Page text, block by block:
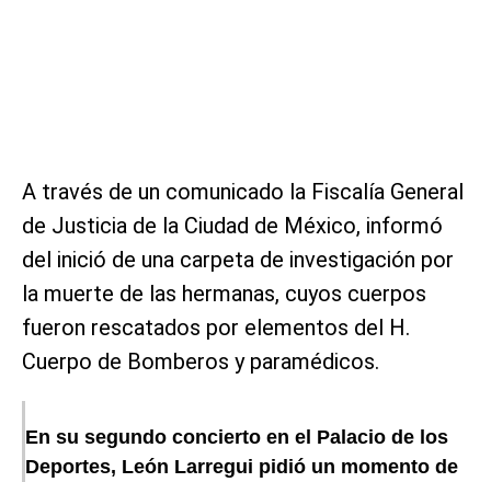
A través de un comunicado la Fiscalía General
de Justicia de la Ciudad de México, informó
del inició de una carpeta de investigación por
la muerte de las hermanas, cuyos cuerpos
fueron rescatados por elementos del H.
Cuerpo de Bomberos y paramédicos.
En su segundo concierto en el Palacio de los
Deportes, León Larregui pidió un momento de